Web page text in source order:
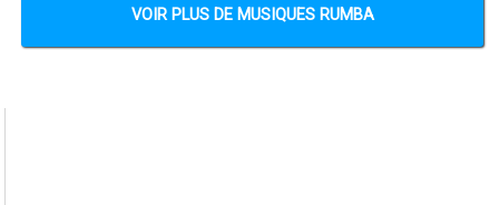
VOIR PLUS DE MUSIQUES RUMBA